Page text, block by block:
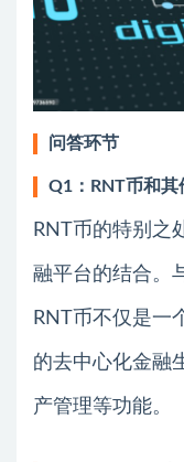
问答环节
Q1：RNT币和其
RNT币的特别之
融平台的结合。
RNT币不仅是一
的去中心化金融
产管理等功能。